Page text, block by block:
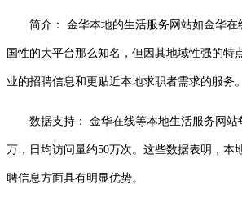
简介： 金华本地的生活服务网站如金华
国性的大平台那么知名，但因其地域性强的特
业的招聘信息和更贴近本地求职者需求的服务。
数据支持： 金华在线等本地生活服务网站
万，日均访问量约50万次。这些数据表明，本
聘信息方面具有明显优势。